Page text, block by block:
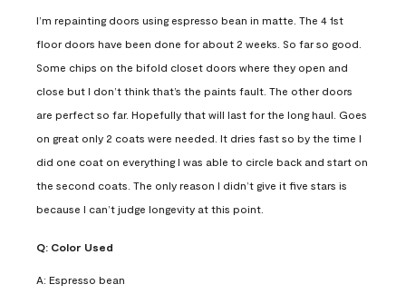
I’m repainting doors using espresso bean in matte. The 4 1st
floor doors have been done for about 2 weeks. So far so good.
Some chips on the bifold closet doors where they open and
close but I don’t think that’s the paints fault. The other doors
are perfect so far. Hopefully that will last for the long haul. Goes
on great only 2 coats were needed. It dries fast so by the time I
did one coat on everything I was able to circle back and start on
the second coats. The only reason I didn’t give it five stars is
because I can’t judge longevity at this point.
Q: Color Used
A: Espresso bean